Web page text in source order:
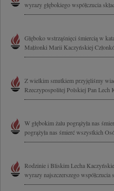
wyrazy głębokiego współczucia
Głęboko wstrząśnięci śmiercią w
Małżonki Marii Kaczyńskiej
Z wielkim smutkiem przyjęliśmy
Rzeczypospolitej Polskiej Pan Lech
W głębokim żalu pogrążyła nas
pogrążyła nas śmierć wszystkich
Rodzinie i Bliskim Lecha
wyrazy najszczerszego współczucia